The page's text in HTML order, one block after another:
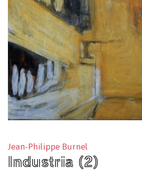
Jean-Philippe Burnel
Industria (2)